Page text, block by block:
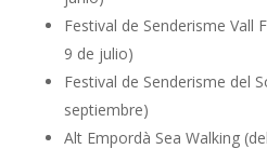
Festival de Senderisme Vall
9 de julio)
Festival de Senderisme del
septiembre)
Alt Empordà Sea Walking